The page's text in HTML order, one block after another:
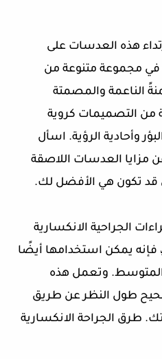
هذه العدسات على
في مجموعة متنوعة من
الناعمة والمصمتة
من التصميمات كروية
وأحادية الرؤية. اسأل
العدسات اللاصقة
قد تكون هي الأفضل لك.
الجراحية الانكسارية
يمكن استخدامها أيضًا
وتعمل هذه
طول النظر عن طريق
طرق الجراحة الانكسارية